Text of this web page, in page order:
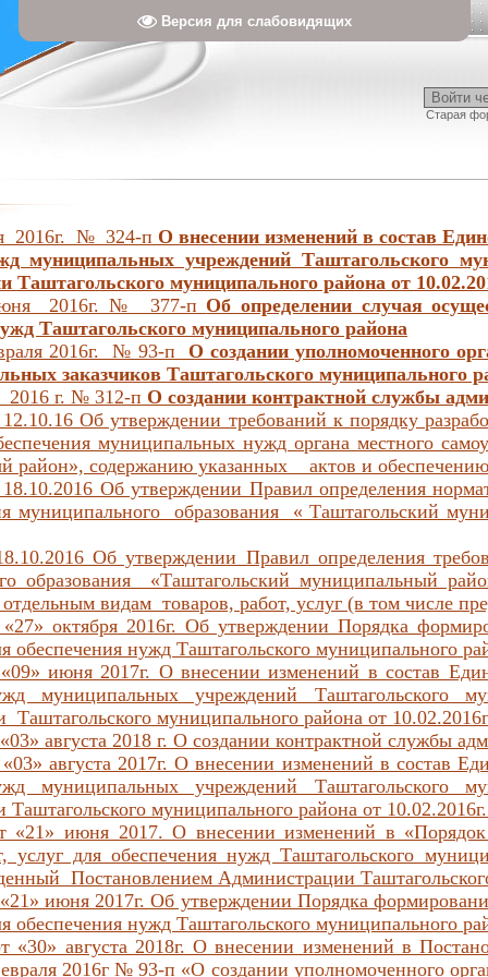
Версия для слабовидящих
Войти
Старая
2016г. № 324-п О внесении изменений в состав
муниципальных учреждений Таштагольского
Таштагольского муниципального района от
2016г. № 377-п Об определении случая
Таштагольского муниципального района
2016г. № 93-п О создании уполномоченного
заказчиков Таштагольского муниципального
2016 г. № 312-п О создании контрактной службы
Об утверждении требований к порядку
муниципальных нужд органа местного
район», содержанию указанных актов и
Об утверждении Правил определения
муниципального образования « Таштагольский
Об утверждении Правил определения
образования «Таштагольский муниципальный
видам товаров, работ, услуг (в том числе
октября 2016г. Об утверждении Порядка
обеспечения нужд Таштагольского муниципального
июня 2017г. О внесении изменений в состав
муниципальных учреждений Таштагольского
Таштагольского муниципального района от
августа 2018 г. О создании контрактной службы
августа 2017г. О внесении изменений в состав
муниципальных учреждений Таштагольского
Таштагольского муниципального района от
июня 2017. О внесении изменений в «Порядок
услуг для обеспечения нужд Таштагольского
Постановлением Администрации
июня 2017г. Об утверждении Порядка
обеспечения нужд Таштагольского муниципального
августа 2018г. О внесении изменений в
2016г № 93-п «О создании уполномоченного